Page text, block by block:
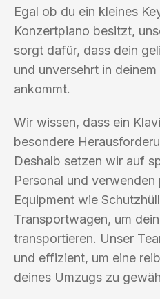
Egal ob du ein kleines
Konzertpiano besitzt,
sorgt dafür, dass dein
und unversehrt in
ankommt.
Wir wissen, dass ein
besondere
Deshalb setzen wir auf
Personal und
Equipment wie
Transportwagen, um
transportieren. Unser
und effizient, um eine
deines Umzugs zu